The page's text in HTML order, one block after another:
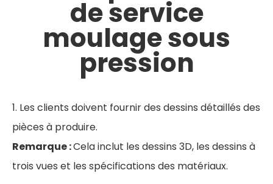
de service
moulage sous
pression
1. Les clients doivent fournir des dessins détaillés des
pièces à produire.
Remarque :Cela inclut les dessins 3D, les dessins à
trois vues et les spécifications des matériaux.